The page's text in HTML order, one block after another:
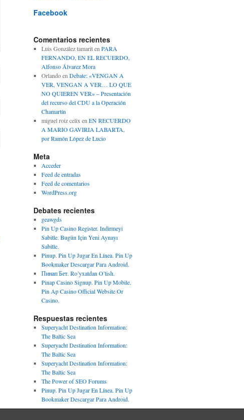
Facebook
Comentarios recientes
Luis González tamariten PARA
FERNANDO, EN EL RECUERDO,
Alfonso Álvarez Mora
Orlandoen Debate: «VENGAN A
VER, VENGAN A VER… LO QUE
NO QUIEREN VER» – Presentación
del recurso del CDU a la Operación
Chamartín
miguel roiz celix en EN RECUERDO
A MARIO GAVIRIA LABARTA,
por Ramón López de Lucio
Meta
Acceder
Feed de entradas
Feed de comentarios
WordPress.org
Debates recientes
geawgds
Pin Up Casino Register. Indirmeyi
Sabitle. Bugün Için Yeni Aynayı
Sabitle.
Pinup. Pin Up Jugar En Línea. Pin Up
Bookmaker Descargar Para Android.
Пинап Бет. Ro’yxatdan O’tish.
Pinap Casino Signup. Pin Up Mobile.
Pin Ap Casino Official Website Or
Casino.
Respuestas recientes
Superyacht Destination Information:
The Baltic Sea
Superyacht Destination Information:
The Baltic Sea
Superyacht Destination Information:
The Baltic Sea
The Power of SEO Forums
Pinup. Pin Up Jugar En Línea. Pin Up
Bookmaker Descargar Para Android.